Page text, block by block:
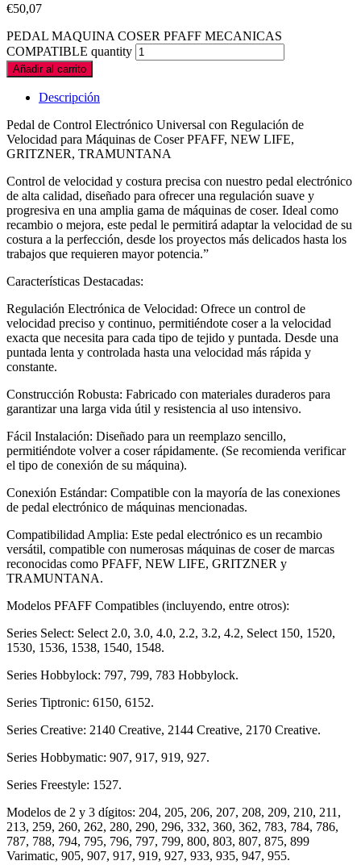
€50,07
PEDAL MAQUINA COSER PFAFF MECANICAS
COMPATIBLE quantity
Añadir al carrito
Descripción
Pedal de Control Electrónico Universal con Regulación de
Velocidad para Máquinas de Coser PFAFF, NEW LIFE,
GRITZNER, TRAMUNTANA
Control de velocidad y costura precisa con nuestro pedal electrónico
de alta calidad, diseñado para ofrecer una regulación suave y
progresiva en una amplia gama de máquinas de coser. Ideal como
recambio o mejora, este pedal le permitirá adaptar la velocidad de su
costura a la perfección, desde los proyectos más delicados hasta los
trabajos que requieren mayor potencia.”
Características Destacadas:
Regulación Electrónica de Velocidad: Ofrece un control de
velocidad preciso y continuo, permitiéndote coser a la velocidad
exacta que necesita para cada tipo de tejido y puntada. Desde una
puntada lenta y controlada hasta una velocidad más rápida y
constante.
Construcción Robusta: Fabricado con materiales duraderos para
garantizar una larga vida útil y resistencia al uso intensivo.
Fácil Instalación: Diseñado para un reemplazo sencillo,
permitiéndote volver a coser rápidamente. (Se recomienda verificar
el tipo de conexión de su máquina).
Conexión Estándar: Compatible con la mayoría de las conexiones
de pedal electrónico de máquinas mencionadas.
Compatibilidad Amplia: Este pedal electrónico es un recambio
versátil, compatible con numerosas máquinas de coser de marcas
reconocidas como PFAFF, NEW LIFE, GRITZNER y
TRAMUNTANA.
Modelos PFAFF Compatibles (incluyendo, entre otros):
Series Select: Select 2.0, 3.0, 4.0, 2.2, 3.2, 4.2, Select 150, 1520,
1530, 1536, 1538, 1540, 1548.
Series Hobbylock: 797, 799, 783 Hobbylock.
Series Tiptronic: 6150, 6152.
Series Creative: 2140 Creative, 2144 Creative, 2170 Creative.
Series Hobbymatic: 907, 917, 919, 927.
Series Freestyle: 1527.
Modelos de 2 y 3 dígitos: 204, 205, 206, 207, 208, 209, 210, 211,
213, 259, 260, 262, 280, 290, 296, 332, 360, 362, 783, 784, 786,
787, 788, 794, 795, 796, 797, 799, 800, 803, 807, 875, 899
Varimatic, 905, 907, 917, 919, 927, 933, 935, 947, 955.